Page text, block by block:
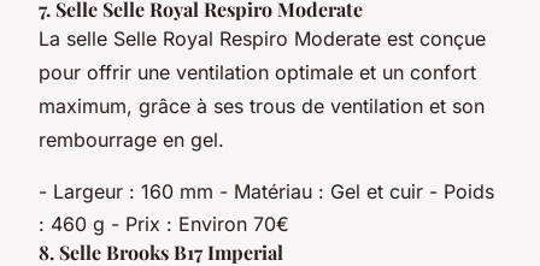
7. Selle Selle Royal Respiro Moderate
La selle Selle Royal Respiro Moderate est conçue
pour offrir une ventilation optimale et un confort
maximum, grâce à ses trous de ventilation et son
rembourrage en gel.
- Largeur : 160 mm - Matériau : Gel et cuir - Poids
: 460 g - Prix : Environ 70€
8. Selle Brooks B17 Imperial